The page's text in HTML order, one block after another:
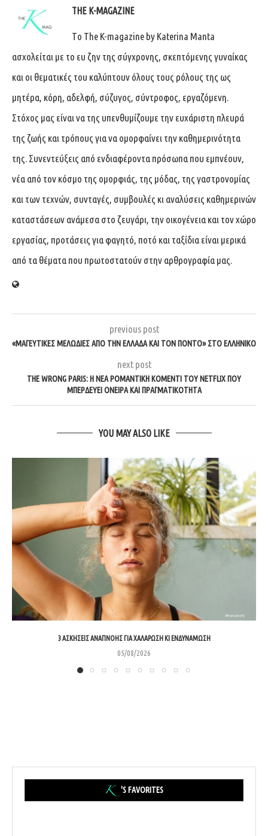
THE K-MAGAZINE
Tο The K-magazine by Katerina Manta
ασχολείται με το ευ ζην της σύγχρονης, σκεπτόμενης γυναίκας
και οι θεματικές του καλύπτουν όλους τους ρόλους της ως
μητέρα, κόρη, αδελφή, σύζυγος, σύντροφος, εργαζόμενη.
Στόχος μας είναι να της υπενθυμίζουμε την ευχάριστη πλευρά
της ζωής και τρόπους για να ομορφαίνει την καθημερινότητα
της. Συνεντεύξεις από ενδιαφέροντα πρόσωπα που εμπνέουν,
νέα από τον κόσμο της ομορφιάς, της μόδας, της γαστρονομίας
και των τεχνών, συνταγές, συμβουλές κι αναλύσεις καθημερινών
καταστάσεων ανάμεσα στο ζευγάρι, την οικογένεια και τον χώρο
εργασίας, προτάσεις για φαγητό, ποτό και ταξίδια είναι μερικά
από τα θέματα που πρωτοστατούν στην αρθρογραφία μας.
previous post
«ΜΑΓΕΥΤΙΚΈΣ ΜΕΛΩΔΊΕΣ ΑΠΌ ΤΗΝ ΕΛΛΆΔΑ ΚΑΙ ΤΟΝ ΠΌΝΤΟ» ΣΤΟ ΕΛΛΗΝΙΚΌ
next post
THE WRONG PARIS: Η ΝΈΑ ΡΟΜΑΝΤΙΚΉ ΚΟΜΕΝΤΊ ΤΟΥ NETFLIX ΠΟΥ
ΜΠΕΡΔΕΎΕΙ ΌΝΕΙΡΑ ΚΑΙ ΠΡΑΓΜΑΤΙΚΌΤΗΤΑ
YOU MAY ALSO LIKE
3 ΑΣΚΉΣΕΙΣ ΑΝΑΠΝΟΉΣ ΓΙΑ ΧΑΛΆΡΩΣΗ ΚΙ ΕΝΔΥΝΆΜΩΣΗ
05/08/2026
'S FAVORITES